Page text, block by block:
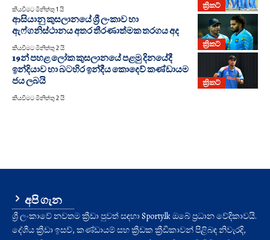
ක්‍රිකට්
කියවීමට මිනිත්තු 1 යි
ක්‍රිකට්
ආසියානු කුසලානයේ ශ්‍රී ලංකාව හා
ඇෆ්ගනිස්ථානය අතර තීරණාත්මක තරගය අද
කියවීමට මිනිත්තු 2 යි
ක්‍රිකට්
19න් පහළ ලෝක කුසලානයේ පළමු දිනයේදී
ඉන්දියාව හා බටහිර ඉන්දීය කොදෙව් කණ්ඩායම
ජය ලබයි
කියවීමට මිනිත්තු 2 යි
අපි ගැන
ශ්‍රී ලංකාවේ නවතම ක්‍රීඩා පුවත් සඳහා Sporty.lk ඔබේ ප්‍රධාන වේදිකාවයි.
දේශීය ක්‍රීඩා ඉසව්, කණ්ඩායම් සහ ක්‍රීඩක ක්‍රීඩිකාවන් පිළිබඳ නිවැරදි,